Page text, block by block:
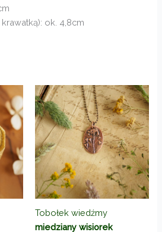
ok. 4,8cm
Tobołek wiedźmy
miedziany wisiorek